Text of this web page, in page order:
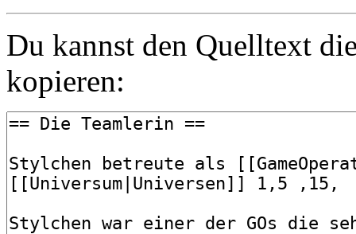
Du kannst den Quelltext
kopieren: